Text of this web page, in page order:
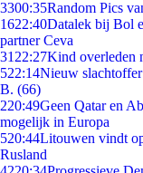
3300:35Random Pics
1622:40Datalek bij Bol
partner Ceva
31 22:27Kind overleden
522:14Nieuw
B. (66)
220:49Geen Qatar en
mogelijk in Europa
520:44Litouwen vindt
Rusland